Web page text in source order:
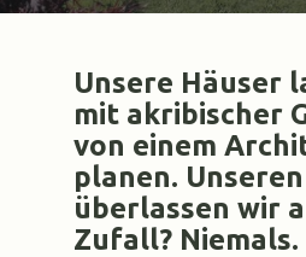
Unsere Häuser
mit akribischer
von einem
planen.
überlassen wir
Zufall? Niemals.